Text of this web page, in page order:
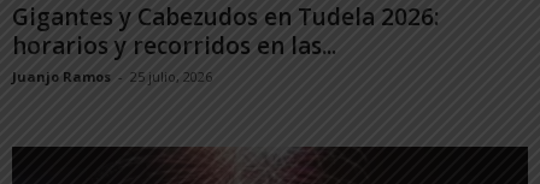
Gigantes y Cabezudos en Tudela 2026:
horarios y recorridos en las...
Juanjo Ramos - 25 julio, 2026